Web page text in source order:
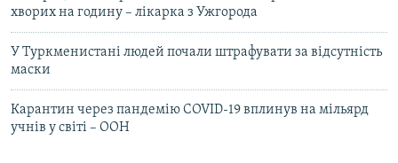
хворих на годину – лікарка з Ужгорода
У Туркменистані людей почали штрафувати за відсутність
маски
Карантин через пандемію COVID-19 вплинув на мільярд
учнів у світі – ООН